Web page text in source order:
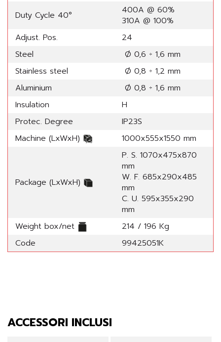
Duty Cycle 40°
400A @ 60%
310A @ 100%
Adjust. Pos.
24
Steel
Ø 0,6 ÷ 1,6 mm
Stainless steel
Ø 0,8 ÷ 1,2 mm
Aluminium
Ø 0,8 ÷ 1,6 mm
Insulation
H
Protec. Degree
IP23S
Machine (LxWxH)
1000x555x1550 mm
Package (LxWxH)
P. S. 1070x475x870
mm
W. F. 685x290x485
mm
C. U. 595x355x290
mm
Weight box/net
214 / 196 Kg
Code
99425051K
ACCESSORI INCLUSI